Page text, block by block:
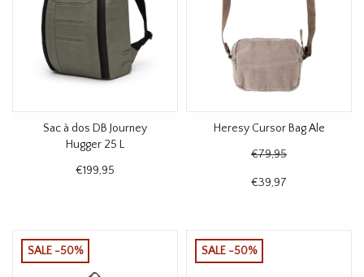
Sac à dos DB Journey
Hugger 25 L
€199,95
Heresy Cursor Bag Ale
€79,95
€39,97
SALE -50% SALE -50%